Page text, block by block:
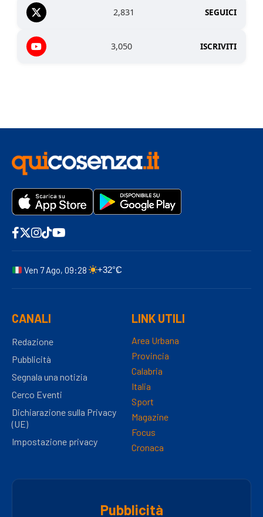
2,831 SEGUICI
3,050 ISCRIVITI
Ven 7 Ago, 09:28 +32°C
CANALI
Redazione
Pubblicità
Segnala una notizia
Cerco Eventi
Dichiarazione sulla Privacy
(UE)
Impostazione privacy
LINK UTILI
Area Urbana
Provincia
Calabria
Italia
Sport
Magazine
Focus
Cronaca
Pubblicità